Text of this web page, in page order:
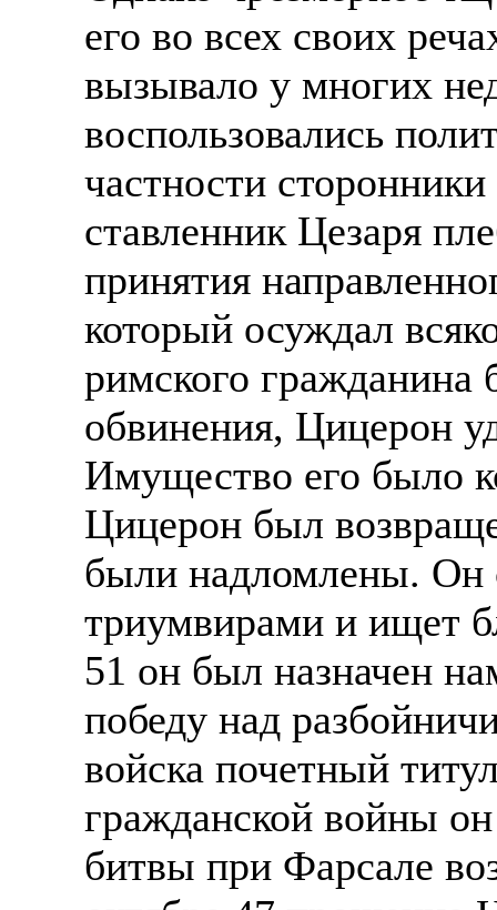
его во всех своих
вызывало у многих
воспользовались
частности
ставленник Цезаря
принятия
который осуждал
римского гражданина
обвинения, Цицерон
Имущество его было
Цицерон был
были надломлены. Он
триумвирами и ищет
51 он был назначен
победу над
войска почетный
гражданской войны
битвы при Фарсале